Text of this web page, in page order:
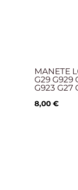
MANETE
G29 G929
G923 G27
8,00 €